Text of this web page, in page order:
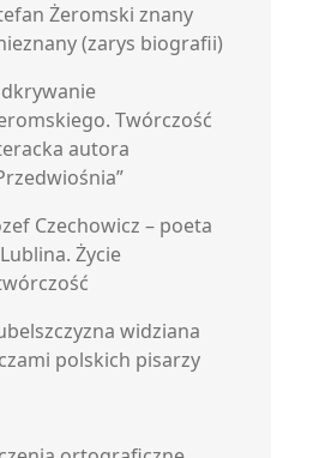
Żeromski znany
(zarys biografii)
Twórczość
autora
Czechowicz – poeta
Życie
widziana
polskich pisarzy